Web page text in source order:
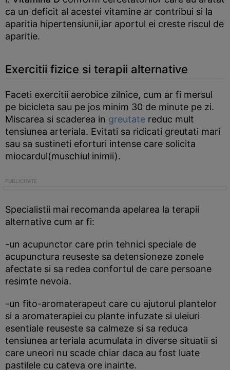
ca un deficit al acestei vitamine ar contribui si la
aparitia hipertensiunii,iar aportul ei creste riscul de
aparitie.
Exercitii fizice si terapii alternative
Faceti exercitii aerobice zilnice, cum ar fi mersul
pe bicicleta sau pe jos minim 30 de minute pe zi.
Miscarea si scaderea in greutate reduc mult
tensiunea arteriala. Evitati sa ridicati greutati mari
sau sa sustineti eforturi intense care solicita
miocardul(muschiul inimii).
Specialistii mai recomanda apelarea la terapii
alternative cum ar fi:
-un acupunctor care prin tehnici speciale de
acupunctura reuseste sa detensioneze zonele
afectate si sa redea confortul de care persoane
resimte nevoia.
-un fito-aromaterapeut care cu ajutorul plantelor
si a aromaterapiei cu plante infuzate si uleiuri
esentiale reuseste sa calmeze si sa reduca
tensiunea arteriala acumulata in diverse situatii si
care uneori nu scade chiar daca au fost luate
pastilele cu cateva ore inainte.